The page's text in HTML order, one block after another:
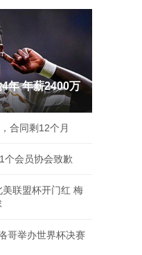
年 年薪2400万
合同剩12个月
个会员协会致歉
联盟杯开门红 梅
哥举办世界杯决赛